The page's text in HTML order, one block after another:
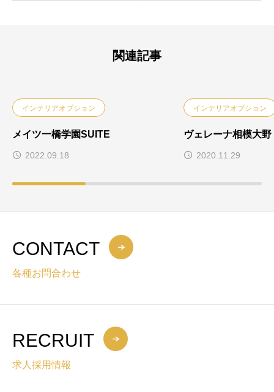
関連記事
インテリアオプション
メイツ一橋学園SUITE
2022.09.18
インテリアオプション
ヴェレーナ相模大野
2020.11.29
CONTACT
各種お問合わせ
RECRUIT
求人採用情報